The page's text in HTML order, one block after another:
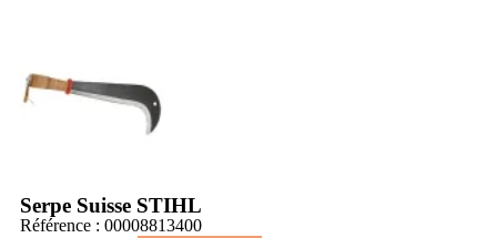
Serpe Suisse STIHL
Référence : 00008813400